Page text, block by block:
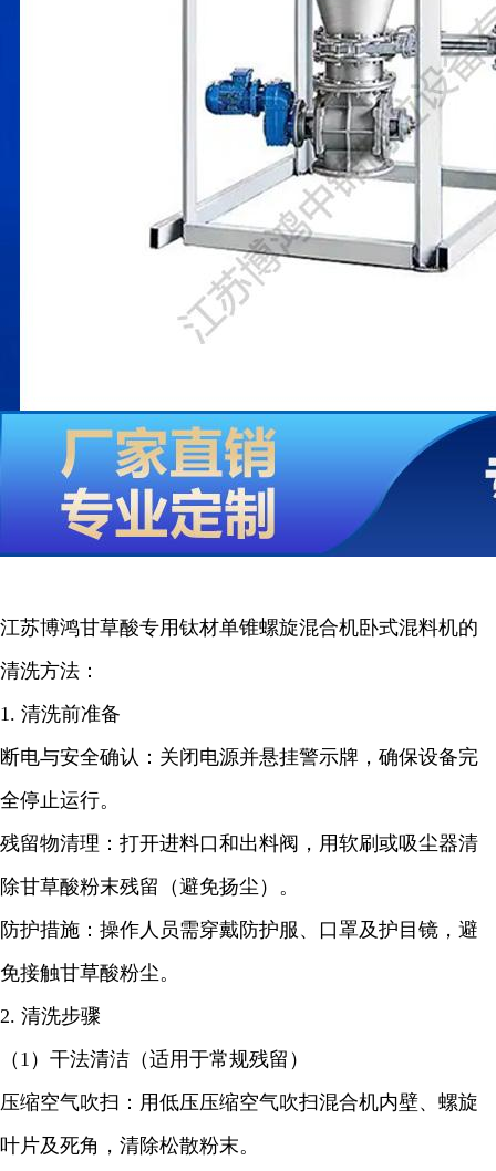
江苏博鸿甘草酸专用钛材单锥螺旋混合机卧式混料机的
清洗方法 ：
1. 清洗前准备
断电与安全确认：关闭电源并悬挂警示牌，确保设备完
全停止运行。
残留物清理：打开进料口和出料阀，用软刷或吸尘器清
除甘草酸粉末残留（避免扬尘）。
防护措施：操作人员需穿戴防护服、口罩及护目镜，避
免接触甘草酸粉尘。
2. 清洗步骤
（1）干法清洁（适用于常规残留）
压缩空气吹扫：用低压压缩空气吹扫混合机内壁、螺旋
叶片及死角，清除松散粉末。